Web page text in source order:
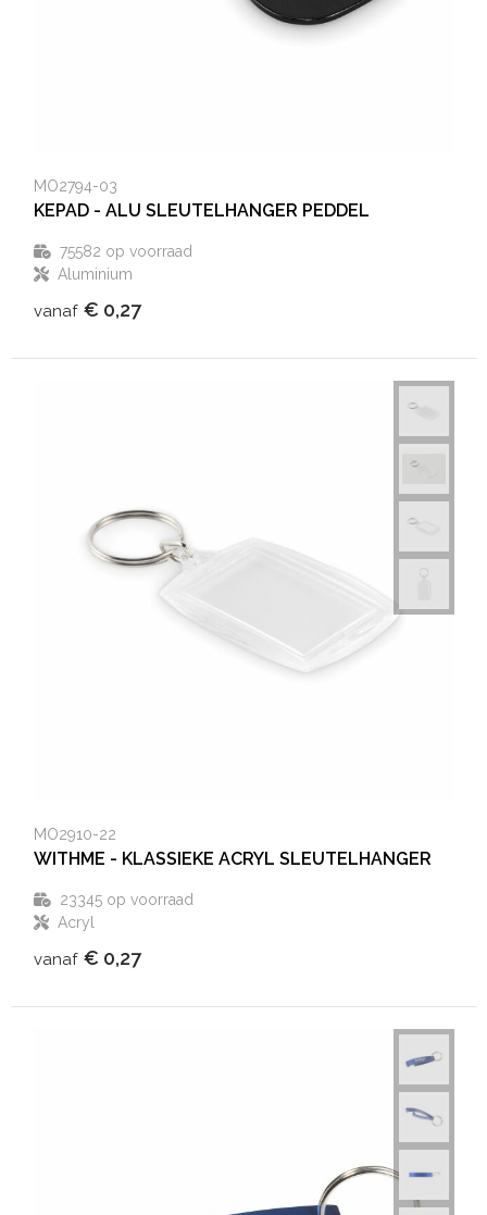
MO2794-03
KEPAD - ALU SLEUTELHANGER PEDDEL
75582 op voorraad
Aluminium
vanaf € 0,27
MO2910-22
WITHME - KLASSIEKE ACRYL SLEUTELHANGER
23345op voorraad
Acryl
vanaf € 0,27